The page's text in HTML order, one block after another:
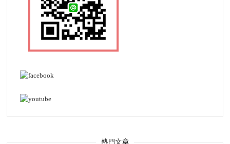
熱門文章